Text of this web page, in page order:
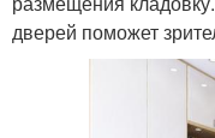
дверей поможет